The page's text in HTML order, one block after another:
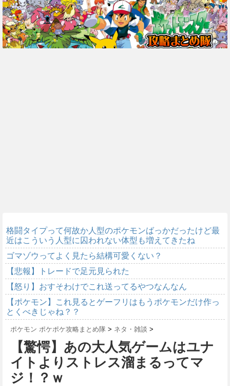
格闘タイプって何故か人型のポケモンばっかだったけど最
近はこういう人型に囚われない体型も増えてきたね
ゴマゾウってよく見たら結構可愛くない？
【悲報】トレードで足元見られた
【怒り】おすそわけでこれ送ってるやつなんなん
【ポケモン】これ見るとゲーフリはもうポケモンだけ作っ
とくべきじゃね？？
ポケモン ポケポケ攻略まとめ隊 > ネタ・雑談 >
【驚愕】あの大人気ゲームはユナ
イトよりストレス溜まるってマ
ジ！？ｗ